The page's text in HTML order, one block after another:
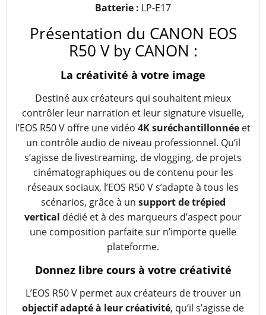
Batterie : LP-E17
Présentation du CANON EOS
R50 V by CANON :
La créativité à votre image
Destiné aux créateurs qui souhaitent mieux
contrôler leur narration et leur signature visuelle,
l’EOS R50 V offre une vidéo 4K suréchantillonnée et
un contrôle audio de niveau professionnel. Qu’il
s’agisse de livestreaming, de vlogging, de projets
cinématographiques ou de contenu pour les
réseaux sociaux, l’EOS R50 V s’adapte à tous les
scénarios, grâce à un support de trépied
vertical dédié et à des marqueurs d’aspect pour
une composition parfaite sur n’importe quelle
plateforme.
Donnez libre cours à votre créativité
L’EOS R50 V permet aux créateurs de trouver un
objectif adapté à leur créativité, qu’il s’agisse de